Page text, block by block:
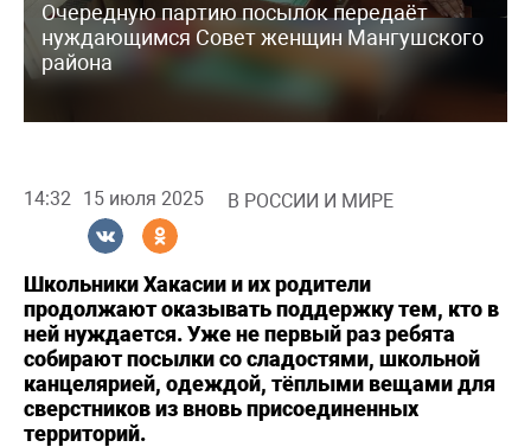
Очередную партию посылок передаёт
нуждающимся Совет женщин Мангушского
района
14:32 15 июля 2025 В РОССИИ И МИРЕ
Школьники Хакасии и их родители
продолжают оказывать поддержку тем, кто в
ней нуждается. Уже не первый раз ребята
собирают посылки со сладостями, школьной
канцелярией, одеждой, тёплыми вещами для
сверстников из вновь присоединенных
территорий.